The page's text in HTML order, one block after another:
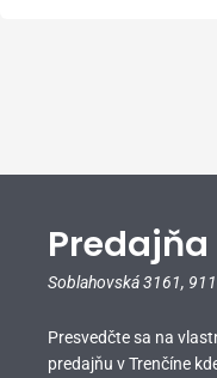
Predajňa
Soblahovská 3161,
Presvedčte sa na
predajňu v Trenčíne